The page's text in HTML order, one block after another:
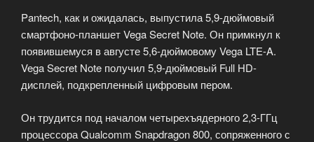
Pantech, как и ожидалась, выпустила 5,9-дюймовый
смартфоно-планшет Vega Secret Note. Он примкнул к
появившемуся в августе 5,6-дюймовому Vega LTE-A.
Vega Secret Note получил 5,9-дюймовый Full HD-
дисплей, подкрепленный цифровым пером.
Он трудится под началом четырехъядерного 2,3-ГГц
процессора Qualcomm Snapdragon 800, сопряженного с